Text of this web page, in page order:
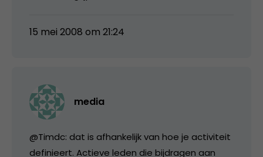
15 mei 2008 om 21:24
media
@Timdc: dat is afhankelijk van hoe je activiteit
definieert. Actieve leden die bijdragen aan